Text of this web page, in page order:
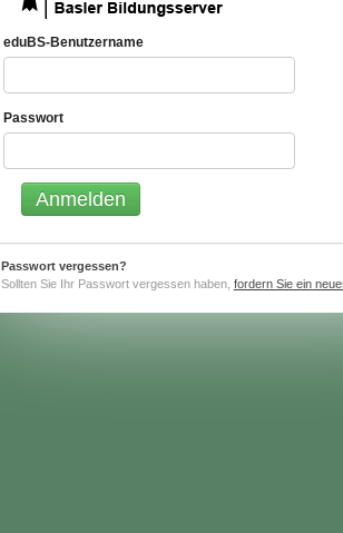
eduBS-Benutzername
Passwort
Passwort vergessen?
Sollten Sie Ihr Passwort vergessen haben, fordern Sie ein